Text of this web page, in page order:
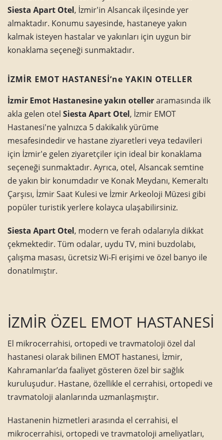
Siesta Apart Otel, İzmir'in Alsancak ilçesinde yer
almaktadır. Konumu sayesinde, hastaneye yakın
kalmak isteyen hastalar ve yakınları için uygun bir
konaklama seçeneği sunmaktadır.
İZMİR EMOT HASTANESİ’ne YAKIN OTELLER
İzmir Emot Hastanesine yakın otelleraramasında ilk
akla gelen otel Siesta Apart Otel, İzmir EMOT
Hastanesi'ne yalnızca 5 dakikalık yürüme
mesafesindedir ve hastane ziyaretleri veya tedavileri
için İzmir'e gelen ziyaretçiler için ideal bir konaklama
seçeneği sunmaktadır. Ayrıca, otel, Alsancak semtine
de yakın bir konumdadır ve Konak Meydanı, Kemeraltı
Çarşısı, İzmir Saat Kulesi ve İzmir Arkeoloji Müzesi gibi
popüler turistik yerlere kolayca ulaşabilirsiniz.
Siesta Apart Otel, modern ve ferah odalarıyla dikkat
çekmektedir. Tüm odalar, uydu TV, mini buzdolabı,
çalışma masası, ücretsiz Wi-Fi erişimi ve özel banyo ile
donatılmıştır.
İZMİR ÖZEL EMOT HASTANESİ
El mikrocerrahisi, ortopedi ve travmatoloji özel dal
hastanesi olarak bilinen EMOT hastanesi, İzmir,
Kahramanlar’da faaliyet gösteren özel bir sağlık
kuruluşudur. Hastane, özellikle el cerrahisi, ortopedi ve
travmatoloji alanlarında uzmanlaşmıştır.
Hastanenin hizmetleri arasında el cerrahisi, el
mikrocerrahisi, ortopedi ve travmatoloji ameliyatları,